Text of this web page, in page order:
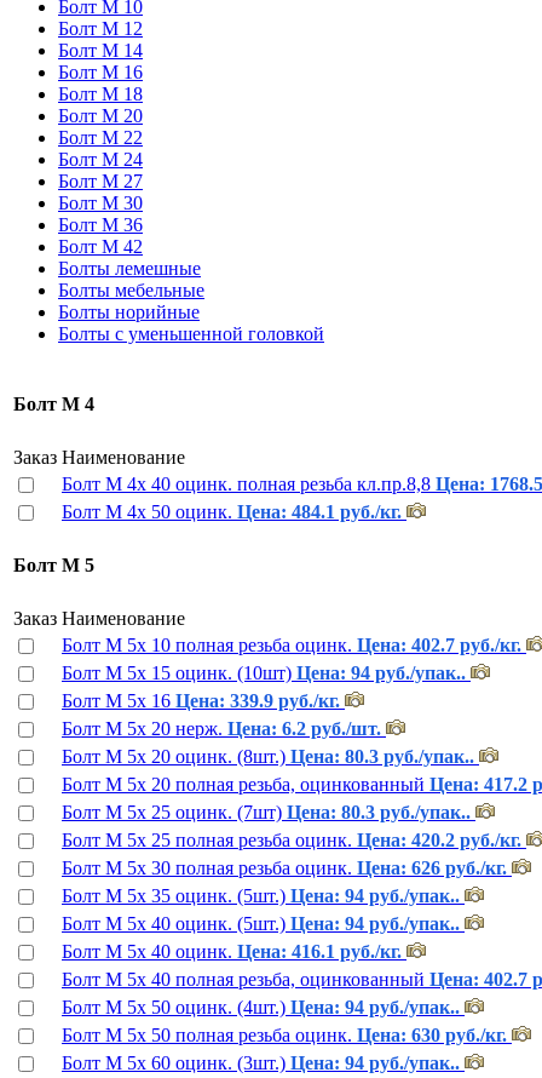
Болт М 10
Болт М 12
Болт М 14
Болт М 16
Болт М 18
Болт М 20
Болт М 22
Болт М 24
Болт М 27
Болт М 30
Болт М 36
Болт М 42
Болты лемешные
Болты мебельные
Болты норийные
Болты с уменьшенной головкой
Бoлт М 4
Заказ Наименование
Болт М 4х 40 оцинк. полная резьба кл.пр.8,8 Цена:
Болт М 4х 50 оцинк. Цена: 484.1 руб./кг.
Бoлт М 5
Заказ Наименование
Болт М 5х 10 полная резьба оцинк. Цена: 402.7 руб./кг.
Болт М 5х 15 оцинк. (10шт) Цена: 94 руб./упак..
Болт М 5х 16 Цена: 339.9 руб./кг.
Болт М 5х 20 нерж. Цена: 6.2 руб./шт.
Болт М 5х 20 оцинк. (8шт.) Цена: 80.3 руб./упак..
Болт М 5х 20 полная резьба, оцинкованный Цена: 417.2
Болт М 5х 25 оцинк. (7шт) Цена: 80.3 руб./упак..
Болт М 5х 25 полная резьба оцинк. Цена: 420.2 руб./кг.
Болт М 5х 30 полная резьба оцинк. Цена: 626 руб./кг.
Болт М 5х 35 оцинк. (5шт.) Цена: 94 руб./упак..
Болт М 5х 40 оцинк. (5шт.) Цена: 94 руб./упак..
Болт М 5х 40 оцинк. Цена: 416.1 руб./кг.
Болт М 5х 40 полная резьба, оцинкованный Цена: 402.7
Болт М 5х 50 оцинк. (4шт.) Цена: 94 руб./упак..
Болт М 5х 50 полная резьба оцинк. Цена: 630 руб./кг.
Болт М 5х 60 оцинк. (3шт.) Цена: 94 руб./упак..